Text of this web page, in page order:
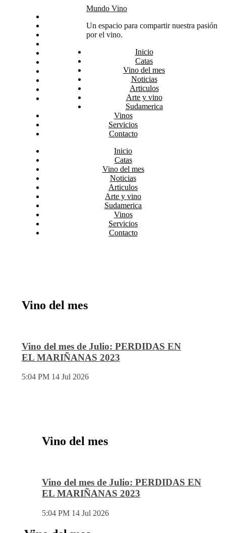
Arte y vino
Sudamerica
Mundo Vino
Un espacio para compartir nuestra pasión
por el vino.
Inicio
Catas
Vino del mes
Noticias
Articulos
Arte y vino
Sudamerica
Vinos
Servicios
Contacto
Inicio
Catas
Vino del mes
Noticias
Articulos
Arte y vino
Sudamerica
Vinos
Servicios
Contacto
Vino del mes
Vino del mes de Julio: PERDIDAS EN
EL MARIÑANAS 2023
5:04 PM 14 Jul 2026
Vino del mes
Vino del mes de Julio: PERDIDAS EN
EL MARIÑANAS 2023
5:04 PM 14 Jul 2026